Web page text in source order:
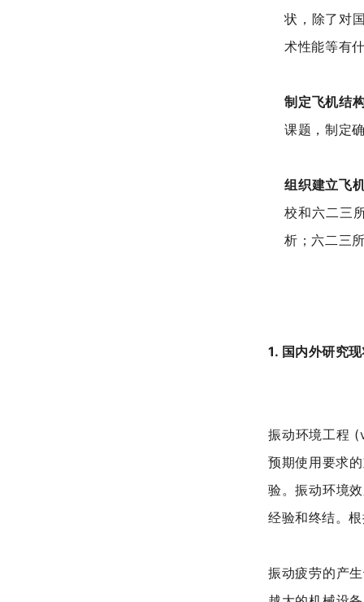
状，除了对
术性能等有
制定飞机结
课题，制定
组织建立飞
校和六二三
析； 六二三
1. 国内外研究
振动环境工程
预期使用要求
验。振动环境
经验和终结。
振动疲劳的产